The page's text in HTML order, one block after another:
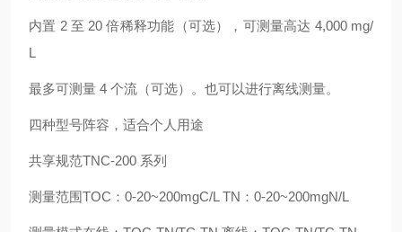
内置 2 至 20 倍稀释功能（可选），可测量高达 4,000 mg/
L
最多可测量 4 个流（可选）。也可以进行离线测量。
四种型号阵容，适合个人用途
共享规范TNC-200 系列
测量范围TOC：0-20~200mgC/L TN：0-20~200mgN/L